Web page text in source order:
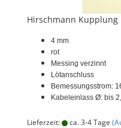
Hirschmann Kupplung
4 mm
rot
Messing verzinnt
Lötanschluss
Bemessungsstrom:
Kabeleinlass Ø: bis
Lieferzeit: ca. 3-4 Tage